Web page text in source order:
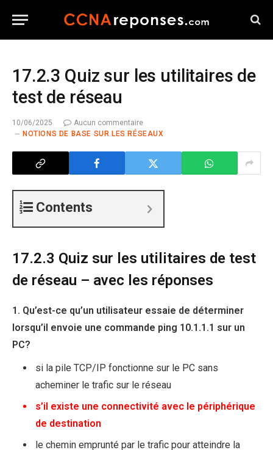
17.2.3 Quiz sur les utilitaires de
test de réseau
10/06/2025
Aucun commentaire
NOTIONS DE BASE SUR LES RÉSEAUX
Contents
17.2.3 Quiz sur les utilitaires de test
de réseau – avec les réponses
1. Qu’est-ce qu’un utilisateur essaie de déterminer
lorsqu’il envoie une commande ping 10.1.1.1 sur un
PC?
si la pile TCP/IP fonctionne sur le PC sans
acheminer le trafic sur le réseau
s’il existe une connectivité avec le périphérique
de destination
le chemin emprunté par le trafic pour atteindre la